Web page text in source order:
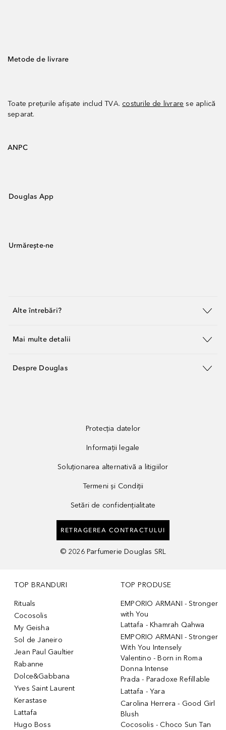
Metode de livrare
Toate prețurile afișate includ TVA. costurile de livrare se aplică
separat.
ANPC
Douglas App
Urmărește-ne
Alte întrebări?
Mai multe detalii
Despre Douglas
Protecția datelor
Informații legale
Soluționarea alternativă a litigiilor
Termeni și Condiții
Setări de confidențialitate
RETRAGEREA CONTRACTULUI
© 2026 Parfumerie Douglas SRL
TOP BRANDURI
Rituals
Cocosolis
My Geisha
Sol de Janeiro
Jean Paul Gaultier
Rabanne
Dolce&Gabbana
Yves Saint Laurent
Kerastase
Lattafa
Hugo Boss
TOP PRODUSE
EMPORIO ARMANI - Stronger
with You
Lattafa - Khamrah Qahwa
EMPORIO ARMANI - Stronger
With You Intensely
Valentino - Born in Roma
Donna Intense
Prada - Paradoxe Refillable
Lattafa - Yara
Carolina Herrera - Good Girl
Blush
Cocosolis - Choco Sun Tan